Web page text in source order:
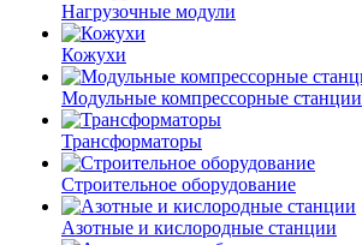
Нагрузочные модули
Кожухи
Модульные компрессорные станции
Трансформаторы
Строительное оборудование
Азотные и кислородные станции